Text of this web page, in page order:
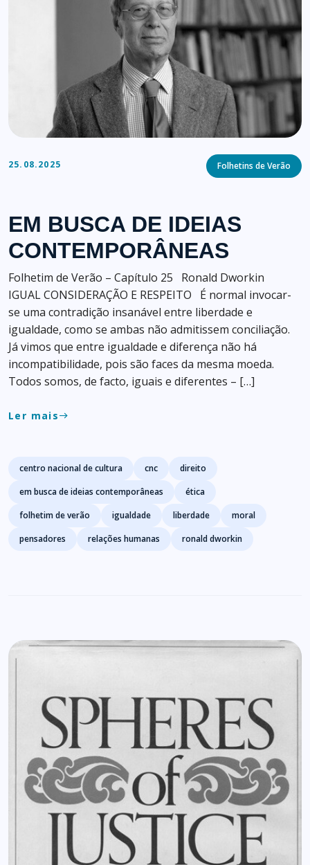
25.08.2025 Categories
Folhetins de Verão
EM BUSCA DE IDEIAS
CONTEMPORÂNEAS
Folhetim de Verão – Capítulo 25 Ronald Dworkin
IGUAL CONSIDERAÇÃO E RESPEITO É normal invocar-
se uma contradição insanável entre liberdade e
igualdade, como se ambas não admitissem conciliação.
Já vimos que entre igualdade e diferença não há
incompatibilidade, pois são faces da mesma moeda.
Todos somos, de facto, iguais e diferentes – […]
Ler maiseast
Tags
centro nacional de cultura cnc
direito
em busca de ideias contemporâneas
ética
folhetim de verão
igualdade liberdade
moral
pensadores
relações humanas ronald dworkin